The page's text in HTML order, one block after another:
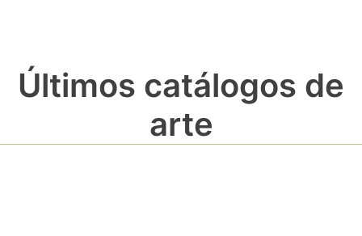
Últimos catálogos de
arte